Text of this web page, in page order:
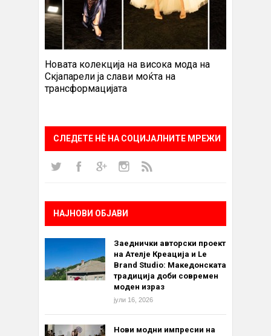
Новата колекција на висока мода на
Скјапарели ја слави моќта на
трансформацијата
СЛЕДЕТЕ НÈ НА СОЦИЈАЛНИТЕ МРЕЖИ
НАЈНОВИ ОБЈАВИ
Заеднички авторски проект
на Ателје Креација и Le
Brand Studio: Македонската
традиција доби современ
моден израз
јули 16, 2026
Нови модни импресии на